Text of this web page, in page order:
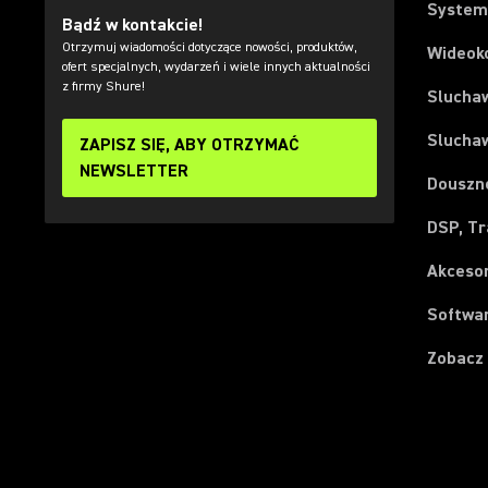
Bądź w kontakcie!
Otrzymuj wiadomości dotyczące nowości, produktów,
ofert specjalnych, wydarzeń i wiele innych aktualności
z firmy Shure!
ZAPISZ SIĘ, ABY OTRZYMAĆ
NEWSLETTER
DSP,